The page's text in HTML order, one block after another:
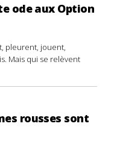
ode aux Option
pleurent, jouent,
Mais qui se relèvent
rousses sont